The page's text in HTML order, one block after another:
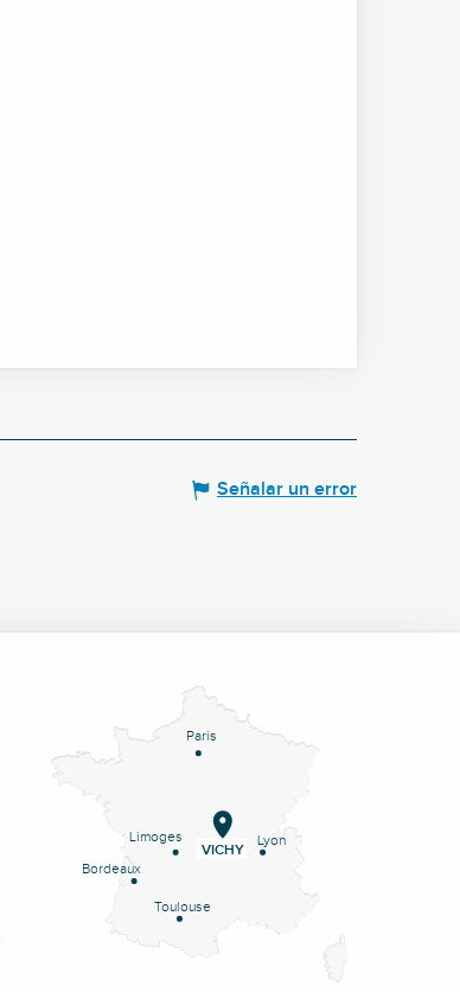
Señalar un error
Paris
Lyon
Limoges
Bordeaux
Toulouse
VICHY